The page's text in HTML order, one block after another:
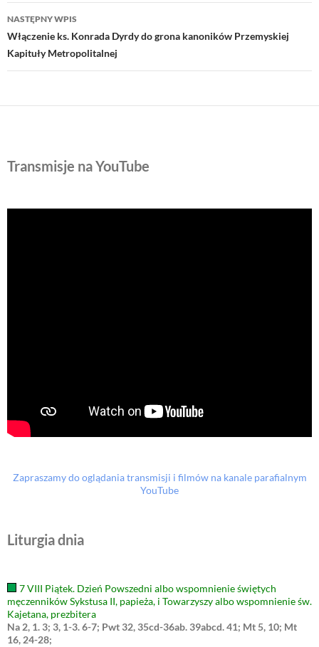
NASTĘPNY WPIS
Włączenie ks. Konrada Dyrdy do grona kanoników Przemyskiej
Kapituły Metropolitalnej
Transmisje na YouTube
Zapraszamy do oglądania transmisji i filmów na kanale parafialnym
YouTube
Liturgia dnia
7 VIII Piątek. Dzień Powszedni albo wspomnienie świętych
męczenników Sykstusa II, papieża, i Towarzyszy albo wspomnienie św.
Kajetana, prezbitera
Na 2, 1. 3; 3, 1-3. 6-7; Pwt 32, 35cd-36ab. 39abcd. 41; Mt 5, 10; Mt
16, 24-28;